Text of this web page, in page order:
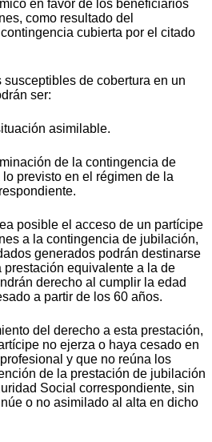
en favor de los beneficiarios
como resultado del
cubierta por el citado
susceptibles de cobertura en un
ser:
asimilable.
de la contingencia de
previsto en el régimen de la
posible el acceso de un partícipe
a la contingencia de jubilación,
generados podrán destinarse
prestación equivalente a la de
derecho al cumplir la edad
a partir de los 60 años.
del derecho a esta prestación,
no ejerza o haya cesado en
y que no reúna los
de la prestación de jubilación
Social correspondiente, sin
o no asimilado al alta en dicho